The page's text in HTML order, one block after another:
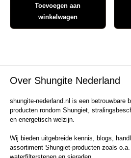
Toevoegen aan
winkelwagen
Over Shungite Nederland
shungite-nederland.nl is een betrouwbare
producten rondom Shungiet,
en energetisch welzijn.
Wij bieden uitgebreide kennis, blogs,
assortiment Shungiet-producten zoals